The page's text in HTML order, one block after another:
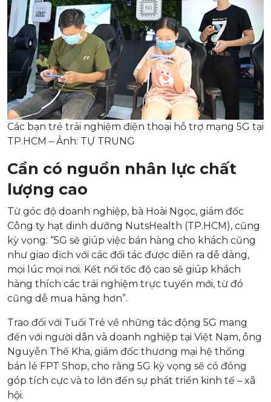
Các bạn trẻ trải nghiệm điện thoại hỗ trợ mạng 5G tại
TP.HCM – Ảnh: TỰ TRUNG
Cần có nguồn nhân lực chất
lượng cao
Từ góc độ doanh nghiệp, bà Hoài Ngọc, giám đốc
Công ty hạt dinh dưỡng NutsHealth (TP.HCM), cũng
kỳ vọng: “5G sẽ giúp việc bán hàng cho khách cũng
như giao dịch với các đối tác được diễn ra dễ dàng,
mọi lúc mọi nơi. Kết nối tốc độ cao sẽ giúp khách
hàng thích các trải nghiệm trực tuyến mới, từ đó
cũng dễ mua hàng hơn”.
Trao đổi với Tuổi Trẻ về những tác động 5G mang
đến với người dân và doanh nghiệp tại Việt Nam, ông
Nguyễn Thế Kha, giám đốc thương mại hệ thống
bán lẻ FPT Shop, cho rằng 5G kỳ vọng sẽ có đóng
góp tích cực và to lớn đến sự phát triển kinh tế – xã
hội.